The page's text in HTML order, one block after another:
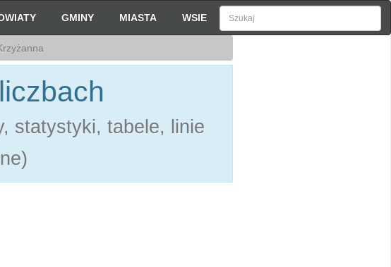
GMINY MIASTA WSIE
statystyki, tabele, linie